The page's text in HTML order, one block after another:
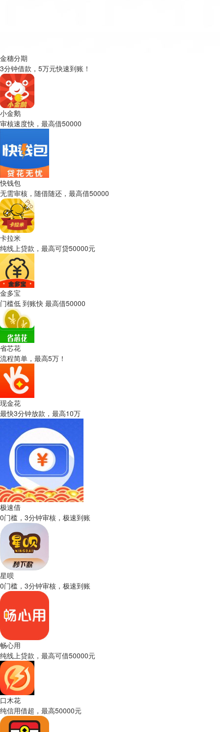
金穗分期
3分钟借款，5万元快速到账！
小金鹅
审核速度快，最高借50000
快钱包
无需审核，随借随还，最高借50000
卡拉米
纯线上贷款，最高可贷50000元
金多宝
门槛低 到账快 最高借50000
省芯花
流程简单，最高5万！
现金花
最快3分钟放款，最高10万
极速借
0门槛，3分钟审核，极速到账
星呗
0门槛，3分钟审核，极速到账
畅心用
纯线上贷款，最高可借50000元
口木花
纯信用借超，最高50000元